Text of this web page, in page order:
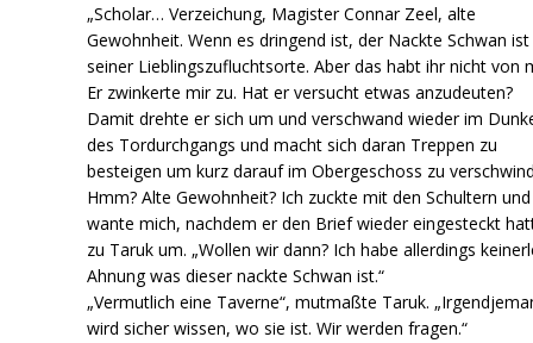
„Scholar… Verzeichung, Magister Connar Zeel, alte
Gewohnheit. Wenn es dringend ist, der Nackte Schwan
seiner Lieblingszufluchtsorte. Aber das habt ihr nicht von
Er zwinkerte mir zu. Hat er versucht etwas anzudeuten?
Damit drehte er sich um und verschwand wieder im
des Tordurchgangs und macht sich daran Treppen zu
besteigen um kurz darauf im Obergeschoss zu
Hmm? Alte Gewohnheit? Ich zuckte mit den Schultern und
wante mich, nachdem er den Brief wieder eingesteckt
zu Taruk um. „Wollen wir dann? Ich habe allerdings
Ahnung was dieser nackte Schwan ist.“
„Vermutlich eine Taverne“, mutmaßte Taruk.
wird sicher wissen, wo sie ist. Wir werden fragen.“